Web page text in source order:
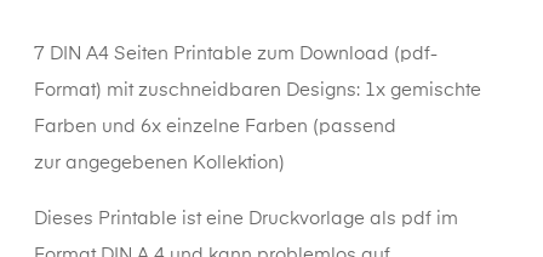
7 DIN A4 Seiten Printable zum Download (pdf-
Format) mit zuschneidbaren Designs: 1x gemischte
Farben und 6x einzelne Farben (passend
zur angegebenen Kollektion)
Dieses Printable ist eine Druckvorlage als pdf im